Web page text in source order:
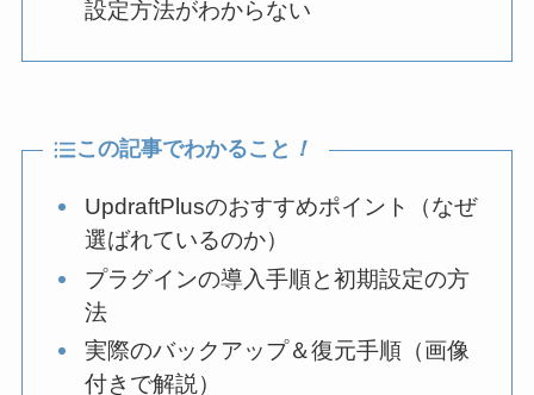
設定方法がわからない
この記事でわかること ！
UpdraftPlusのおすすめポイント（なぜ
選ばれているのか）
プラグインの導入手順と初期設定の方
法
実際のバックアップ＆復元手順（画像
付きで解説）